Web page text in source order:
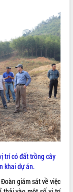
trí có đất trồng cây
khai dự án.
giám sát về việc